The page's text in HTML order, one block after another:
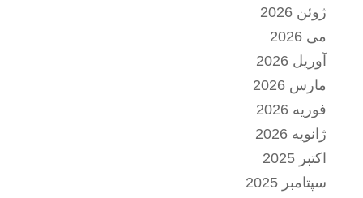
ژوئن 2026
می 2026
آوریل 2026
مارس 2026
فوریه 2026
ژانویه 2026
اکتبر 2025
سپتامبر 2025